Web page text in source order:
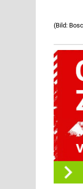
(Bild: